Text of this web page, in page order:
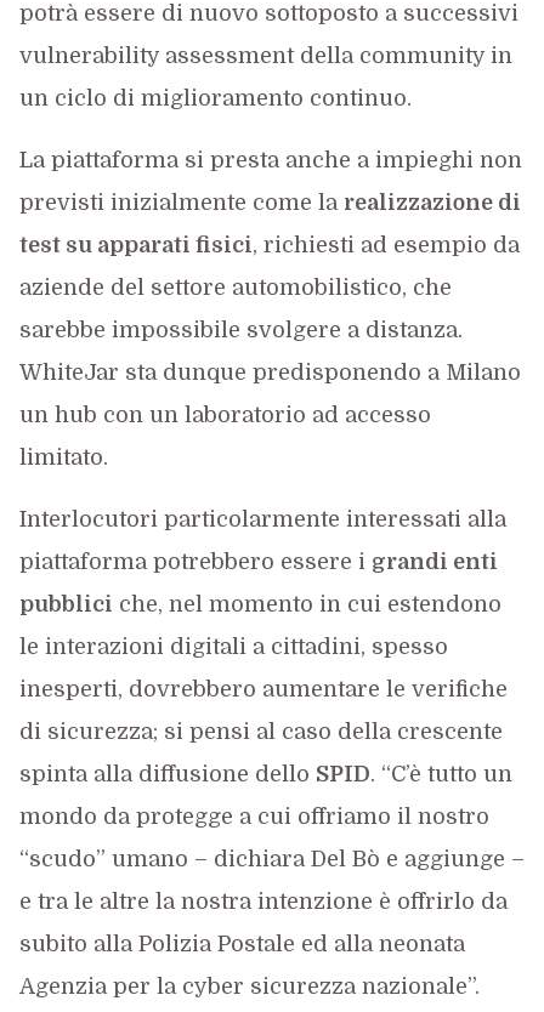
potrà essere di nuovo sottoposto a successivi
vulnerability assessment della community in
un ciclo di miglioramento continuo.
La piattaforma si presta anche a impieghi non
previsti inizialmente come la realizzazione di
test su apparati fisici, richiesti ad esempio da
aziende del settore automobilistico, che
sarebbe impossibile svolgere a distanza.
WhiteJar sta dunque predisponendo a Milano
un hub con un laboratorio ad accesso
limitato.
Interlocutori particolarmente interessati alla
piattaforma potrebbero essere i grandi enti
pubblici che, nel momento in cui estendono
le interazioni digitali a cittadini, spesso
inesperti, dovrebbero aumentare le verifiche
di sicurezza; si pensi al caso della crescente
spinta alla diffusione dello SPID. “C’è tutto un
mondo da protegge a cui offriamo il nostro
“scudo” umano – dichiara Del Bò e aggiunge –
e tra le altre la nostra intenzione è offrirlo da
subito alla Polizia Postale ed alla neonata
Agenzia per la cyber sicurezza nazionale”.